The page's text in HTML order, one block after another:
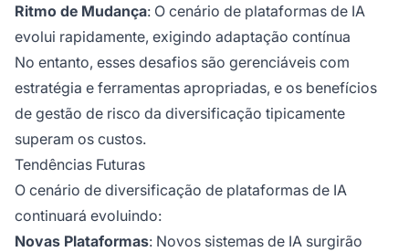
Ritmo de Mudança: O cenário de plataformas de IA
evolui rapidamente, exigindo adaptação contínua
No entanto, esses desafios são gerenciáveis com
estratégia e ferramentas apropriadas, e os benefícios
de gestão de risco da diversificação tipicamente
superam os custos.
Tendências Futuras
O cenário de diversificação de plataformas de IA
continuará evoluindo:
Novas Plataformas: Novos sistemas de IA surgirão